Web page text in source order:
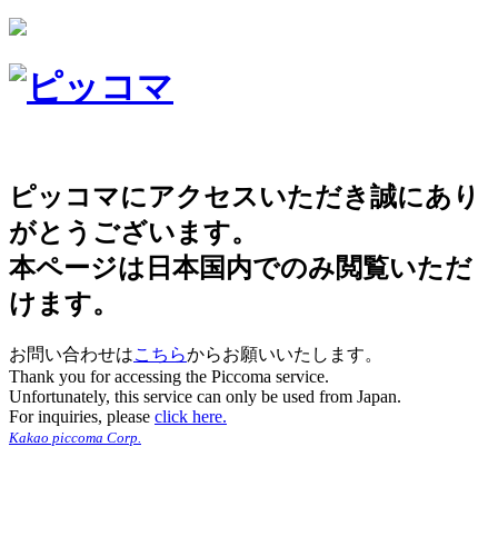
ピッコマにアクセスいただき誠にあり
がとうございます。
本ページは日本国内でのみ閲覧いただ
けます。
お問い合わせはこちらからお願いいたします。
Thank you for accessing the Piccoma service.
Unfortunately, this service can only be used from Japan.
For inquiries, please click here.
Kakao piccoma Corp.